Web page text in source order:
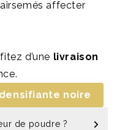
affecter
d’une livraison
noire
de poudre ?